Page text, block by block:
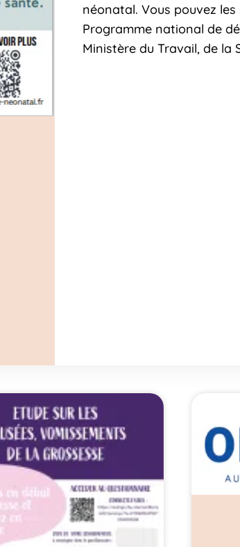
néonatal. Vous pouvez
Programme national de
Ministère du Travail, de la